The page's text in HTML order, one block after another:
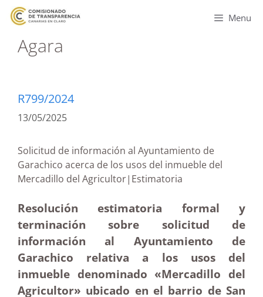
Menu
Agara
R799/2024
13/05/2025
Solicitud de información al Ayuntamiento de
Garachico acerca de los usos del inmueble del
Mercadillo del Agricultor|Estimatoria
Resolución estimatoria formal y
terminación sobre solicitud de
información al Ayuntamiento de
Garachico relativa a los usos del
inmueble denominado «Mercadillo del
Agricultor» ubicado en el barrio de San